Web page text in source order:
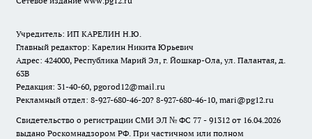
Учредитель: ИП КАРЕЛИН Н.Ю.
Главный редактор: Карелин Никита Юрьевич
Адрес: 424000, Республика Марий Эл, г. Йошкар-Ола, ул. Палантая, д.
63В
Редакция: 31-40-60, pgorod12@mail.ru
Рекламный отдел: 8-927-680-46-20? 8-927-680-46-10, mari@pg12.ru
Свидетельство о регистрации СМИ ЭЛ № ФС 77 - 91312 от 16.04.2026
выдано Роскомнадзором РФ. При частичном или полном